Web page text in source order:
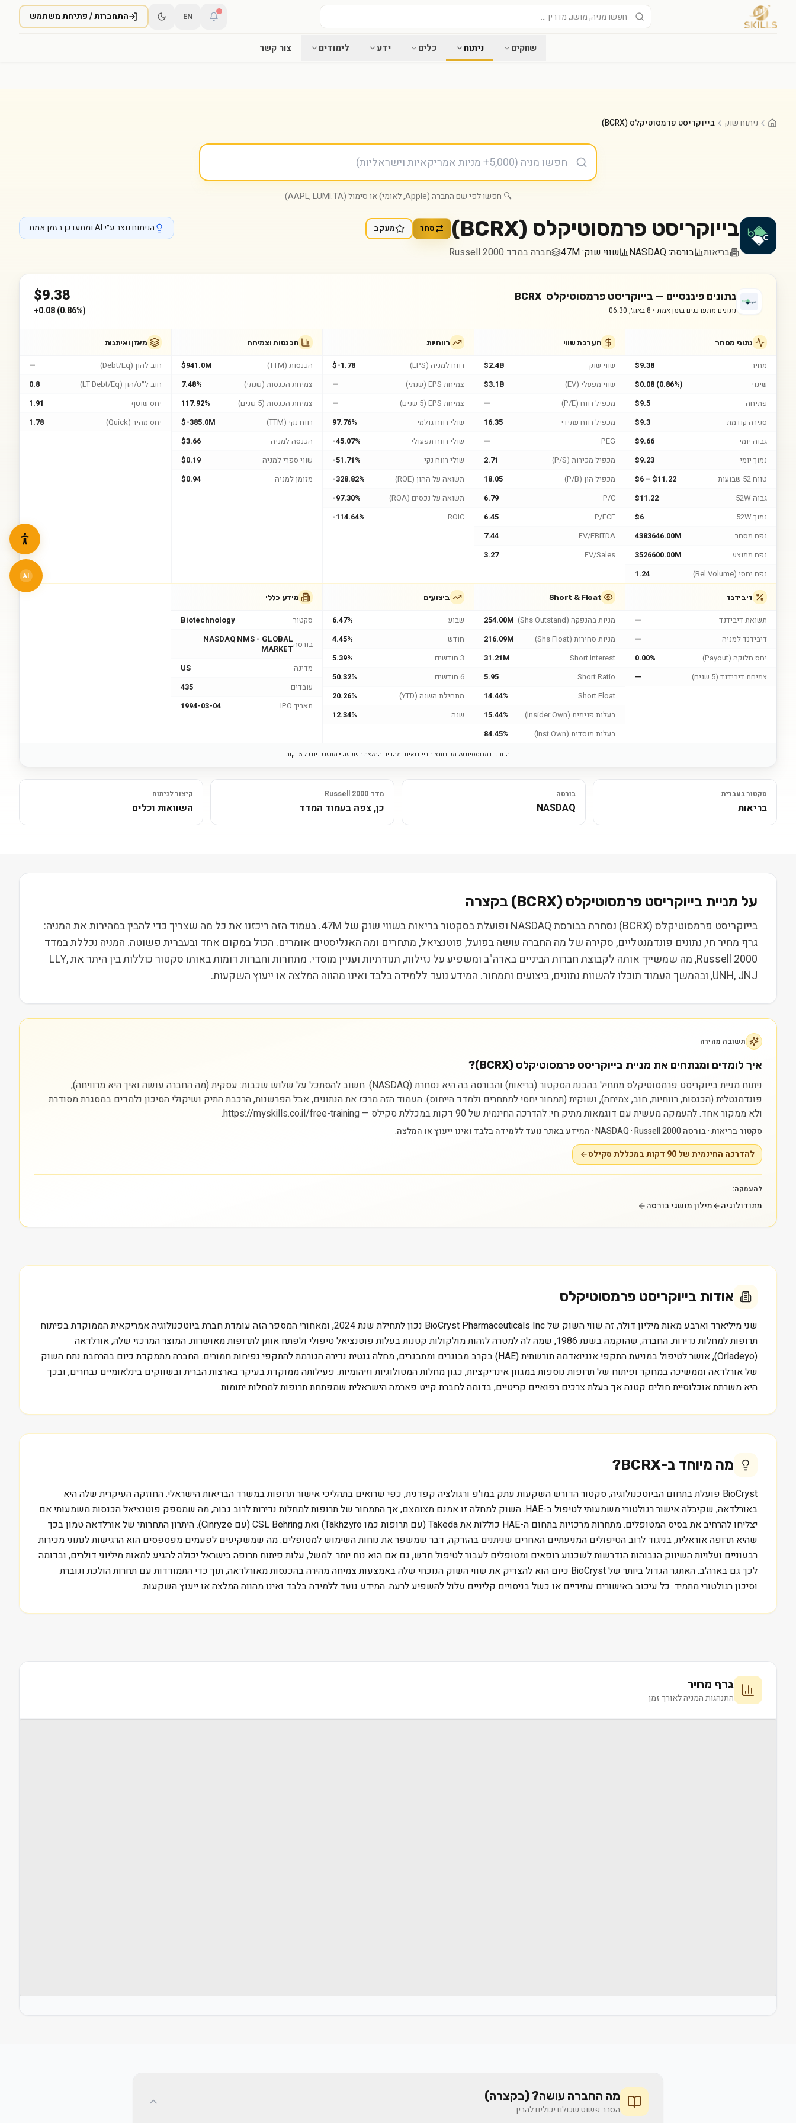
EN התחברות / פתיחת משתמש
שווקים ניתוח כלים ידע לימודים צור קשר
ניתוח שוק בייוקריסט פרמסוטיקלס (BCRX)
🔍 חפשו לפי שם החברה (Apple, לאומי) או סימול (AAPL, LUMI.TA)
בייוקריסט פרמסוטיקלס (
BCRX
) סחר מעקב
בריאות בורסה:NASDAQ שווי שוק:47M חברה במדד Russell 2000
הניתוח נוצר ע״י AI ומתעדכן בזמן אמת
נתונים פיננסיים — בייוקריסט פרמסוטיקלס BCRX
נתונים מתעדכנים בזמן אמת • 8 באוג׳, 06:30
$9.38
+0.08(0.86%)
נתוני מסחר
מחיר
$9.38
שינוי
$0.08 (0.86%)
פתיחה
$9.5
סגירה קודמת
$9.3
גבוה יומי
$9.66
נמוך יומי
$9.23
טווח 52 שבועות
$6 – $11.22
גבוה 52W
$11.22
נמוך 52W
$6
נפח מסחר
4383646.00M
נפח ממוצע
3526600.00M
נפח יחסי (Rel Volume)
1.24
הערכת שווי
שווי שוק
$2.4B
שווי מפעלי (EV)
$3.1B
מכפיל רווח (P/E)
—
מכפיל רווח עתידי
16.35
PEG
—
מכפיל מכירות (P/S)
2.71
מכפיל הון (P/B)
18.05
P/C
6.79
P/FCF
6.45
EV/EBITDA
7.44
EV/Sales
3.27
רווחיות
רווח למניה (EPS)
$-1.78
צמיחת EPS (שנתי)
—
צמיחת EPS (5 שנים)
—
שולי רווח גולמי
97.76%
שולי רווח תפעולי
-45.07%
שולי רווח נקי
-51.71%
תשואה על ההון (ROE)
-328.82%
תשואה על נכסים (ROA)
-97.30%
ROIC
-114.64%
הכנסות וצמיחה
הכנסות (TTM)
$941.0M
צמיחת הכנסות (שנתי)
7.48%
צמיחת הכנסות (5 שנים)
117.92%
רווח נקי (TTM)
$-385.0M
הכנסה למניה
$3.66
שווי ספרי למניה
$0.19
מזומן למניה
$0.94
מאזן ואיתנות
חוב להון (Debt/Eq)
—
חוב ל״ט/הון (LT Debt/Eq)
0.8
יחס שוטף
1.91
יחס מהיר (Quick)
1.78
דיבידנד
תשואת דיבידנד
—
דיבידנד למניה
—
יחס חלוקה (Payout)
0.00%
צמיחת דיבידנד (5 שנים)
—
Short & Float
מניות בהנפקה (Shs Outstand)
254.00M
מניות סחירות (Shs Float)
216.09M
Short Interest
31.21M
Short Ratio
5.95
Short Float
14.44%
בעלות פנימית (Insider Own)
15.44%
בעלות מוסדית (Inst Own)
84.45%
ביצועים
שבוע
6.47%
חודש
4.45%
3 חודשים
5.39%
6 חודשים
50.32%
מתחילת השנה (YTD)
20.26%
שנה
12.34%
מידע כללי
סקטור Biotechnology
בורסהNASDAQ NMS - GLOBAL
MARKET
מדינה
US
עובדים
435
תאריך IPO
1994-03-04
הנתונים מבוססים על מקורות ציבוריים ואינם מהווים המלצת השקעה • מתעדכנים כל 5 דקות
סקטור בעברית
בריאות
בורסה
NASDAQ
מדד Russell 2000
כן, צפה בעמוד המדד
קיצור לניתוח
השוואות וכלים
על מניית בייוקריסט פרמסוטיקלס (
BCRX) בקצרה
בייוקריסט פרמסוטיקלס (BCRX) נסחרת בבורסת NASDAQ ופועלת בסקטור בריאות בשווי שוק של 47M. בעמוד הזה ריכזנו את כל מה שצריך כדי להבין במהירות את המניה:
גרף מחיר חי, נתונים פונדמנטליים, סקירה של מה החברה עושה בפועל, פוטנציאל, מתחרים ומה האנליסטים אומרים. הכול במקום אחד ובעברית פשוטה. המניה נכללת במדד
Russell 2000, מה שמשייך אותה לקבוצת חברות הביניים בארה"ב ומשפיע על נזילות, תנודתיות ועניין מוסדי. מתחרות וחברות דומות באותו סקטור כוללות בין היתר את LLY,
UNH, JNJ, ובהמשך העמוד תוכלו להשוות נתונים, ביצועים ותמחור. המידע נועד ללמידה בלבד ואינו מהווה המלצה או ייעוץ השקעות.
תשובה מהירה
איך לומדים ומנתחים את מניית בייוקריסט פרמסוטיקלס (BCRX)?
ניתוח מניית בייוקריסט פרמסוטיקלס מתחיל בהבנת הסקטור (בריאות) והבורסה בה היא נסחרת (NASDAQ). חשוב להסתכל על שלוש שכבות: עסקית (מה החברה עושה ואיך היא מרוויחה),
פונדמנטלית (הכנסות, רווחיות, חוב, צמיחה), ושוקית (תמחור יחסי למתחרים ולמדד הייחוס). העמוד הזה מרכז את הנתונים, אבל הפרשנות, הרכבת התיק ושיקולי הסיכון נלמדים במסגרת מסודרת
ולא ממקור אחד.להעמקה מעשית עם דוגמאות מתיק חי: להדרכה החינמית של 90 דקות במכללת סקילס — https://myskills.co.il/free-training.
סקטור בריאות · בורסה NASDAQ · Russell 2000 · המידע באתר נועד ללמידה בלבד ואינו ייעוץ או המלצה.
להדרכה החינמית של 90 דקות במכללת סקילס
להעמקה:
מתודולוגיה מילון מושגי בורסה
אודות בייוקריסט פרמסוטיקלס
שני מיליארד וארבע מאות מיליון דולר, זה שווי השוק של BioCryst Pharmaceuticals Inc נכון לתחילת שנת 2024, ומאחורי המספר הזה עומדת חברת ביוטכנולוגיה אמריקאית הממוקדת בפיתוח
תרופות למחלות נדירות. החברה, שהוקמה בשנת 1986, שמה לה למטרה לזהות מולקולות קטנות בעלות פוטנציאל טיפולי ולפתח אותן לתרופות מאושרות. המוצר המרכזי שלה, אורלדאה
(Orladeyo), אושר לטיפול במניעת התקפי אנגיואדמה תורשתית (HAE) בקרב מבוגרים ומתבגרים, מחלה גנטית נדירה הגורמת להתקפי נפיחות חמורים. החברה מתמקדת כיום בהרחבת נתח השוק
של אורלדאה וממשיכה במחקר ופיתוח של תרופות נוספות במגוון אינדיקציות, כגון מחלות המטולוגיות וזיהומיות. פעילותה ממוקדת בעיקר בארצות הברית ובשווקים בינלאומיים נבחרים, ובכך
היא משרתת אוכלוסיית חולים קטנה אך בעלת צרכים רפואיים קריטיים, בדומה לחברת קייט פארמה הישראלית שמפתחת תרופות למחלות יתומות.
מה מיוחד ב-BCRX
?
BioCryst פועלת בתחום הביוטכנולוגיה, סקטור הדורש השקעות עתק במו׳פ ורגולציה קפדנית, כפי שרואים בתהליכי אישור תרופות במשרד הבריאות הישראלי. החוזקה העיקרית שלה היא
באורלדאה, שקיבלה אישור רגולטורי משמעותי לטיפול ב-HAE. השוק למחלה זו אמנם מצומצם, אך התמחור של תרופות למחלות נדירות לרוב גבוה, מה שמספק פוטנציאל הכנסות משמעותי אם
יצליחו להרחיב את בסיס המטופלים. מתחרות מרכזיות בתחום ה-HAE כוללות את Takeda (עם תרופות כמו Takhzyro) ואת CSL Behring (עם Cinryze). היתרון התחרותי של אורלדאה טמון בכך
שהיא תרופה אוראלית, בניגוד לרוב הטיפולים המניעתיים האחרים שניתנים בהזרקה, דבר שמשפר את נוחות השימוש למטופלים. מה שמשקיעים לפעמים מפספסים הוא הרגישות לנתוני מכירות
רבעוניים ועלויות השיווק הגבוהות הנדרשות לשכנוע רופאים ומטופלים לעבור לטיפול חדש, גם אם הוא נוח יותר. למשל, עלות פיתוח תרופה בישראל יכולה להגיע למאות מיליוני דולרים, ובדומה
לכך גם בארה׳ב. האתגר הגדול ביותר של BioCryst כיום הוא להצדיק את שווי השוק הנוכחי שלה באמצעות צמיחה מהירה בהכנסות מאורלדאה, תוך כדי התמודדות עם תחרות הולכת וגוברת
וסיכון רגולטורי מתמיד. כל עיכוב באישורים עתידיים או כשל בניסויים קליניים עלול להשפיע לרעה. המידע נועד ללמידה בלבד ואינו מהווה המלצה או ייעוץ השקעות.
גרף מחיר
התנהגות המניה לאורך זמן
מה החברה עושה? (בקצרה)
הסבר פשוט שכולם יכולים להבין
AI